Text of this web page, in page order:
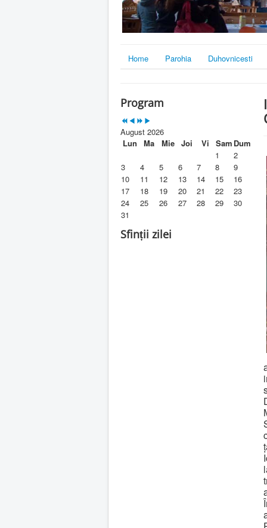
Home Parohia Duhovnicesti
Program
August 2026
Lun
Ma Mie Joi Vi Sam Dum
1
2
3
4 5 6 7 8
9
10
11 12 13 14 15
16
17
18 19 20 21 22
23
24
25 26 27 28 29
30
31
Sfinții zilei